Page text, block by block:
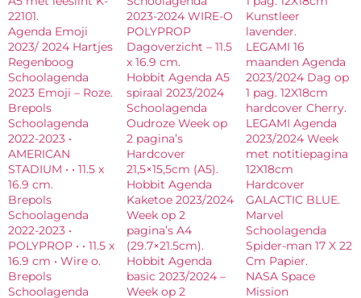
22101.
Agenda Emoji
2023/ 2024 Hartjes
Regenboog
Schoolagenda
2023 Emoji – Roze.
Brepols
Schoolagenda
2022-2023 •
AMERICAN
STADIUM • • 11.5 x
16.9 cm.
Brepols
Schoolagenda
2022-2023 •
POLYPROP • • 11.5 x
16.9 cm • Wire o.
Brepols
Schoolagenda
2023-2024 WIRE-O
POLYPROP
Dagoverzicht – 11.5
x 16.9 cm.
Hobbit Agenda A5
spiraal 2023/2024
Schoolagenda
Oudroze Week op
2 pagina’s
Hardcover
21,5×15,5cm (A5).
Hobbit Agenda
Kaketoe 2023/2024
Week op 2
pagina’s A4
(29.7×21.5cm).
Hobbit Agenda
basic 2023/2024 –
Week op 2
Kunstleer
lavender.
LEGAMI 16
maanden Agenda
2023/2024 Dag op
1 pag. 12X18cm
hardcover Cherry.
LEGAMI Agenda
2023/2024 Week
met notitiepagina
12X18cm
Hardcover
GALACTIC BLUE.
Marvel
Schoolagenda
Spider-man 17 X 22
Cm Papier.
NASA Space
Mission